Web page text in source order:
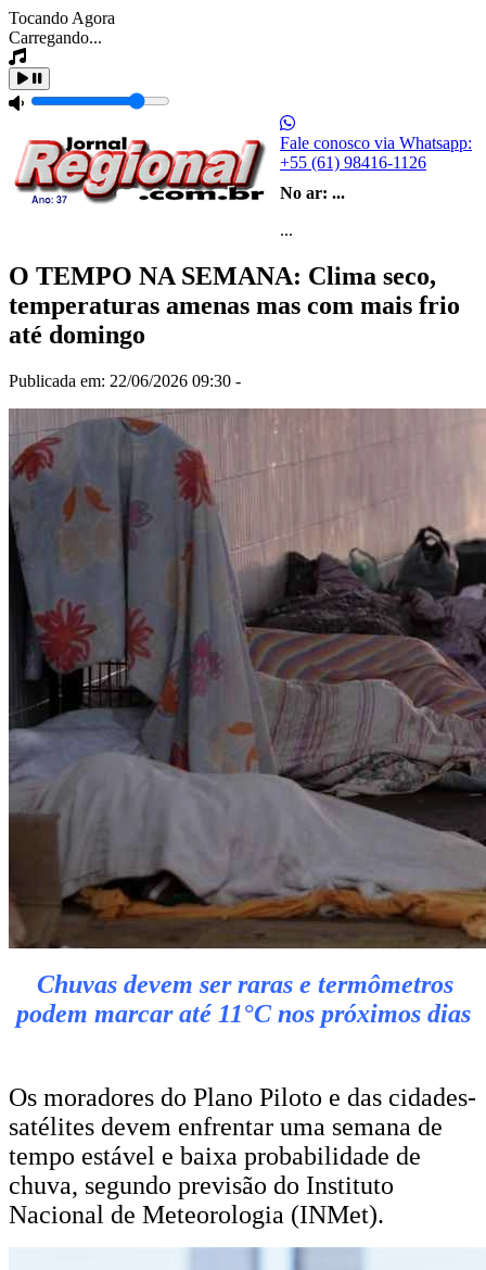
Tocando Agora
Carregando...
Fale conosco via Whatsapp:
+55 (61) 98416-1126
No ar: ...
...
O TEMPO NA SEMANA: Clima seco,
temperaturas amenas mas com mais frio
até domingo
Publicada em: 22/06/2026 09:30 -
Chuvas devem ser raras e termômetros
podem marcar até 11°C nos próximos dias
Os moradores do Plano Piloto e das cidades-
satélites devem enfrentar uma semana de
tempo estável e baixa probabilidade de
chuva, segundo previsão do Instituto
Nacional de Meteorologia (INMet).